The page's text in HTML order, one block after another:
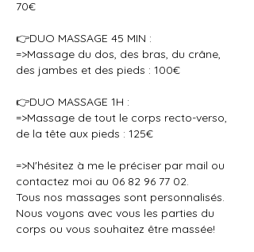
70€
👉DUO MASSAGE 45 MIN :
=>Massage du dos, des bras, du crâne,
des jambes et des pieds : 100€
👉DUO MASSAGE 1H :
=>Massage de tout le corps recto-verso,
de la tête aux pieds : 125€
=>N'hésitez à me le préciser par mail ou
contactez moi au 06 82 96 77 02.
Tous nos massages sont personnalisés.
Nous voyons avec vous les parties du
corps ou vous souhaitez être massée!